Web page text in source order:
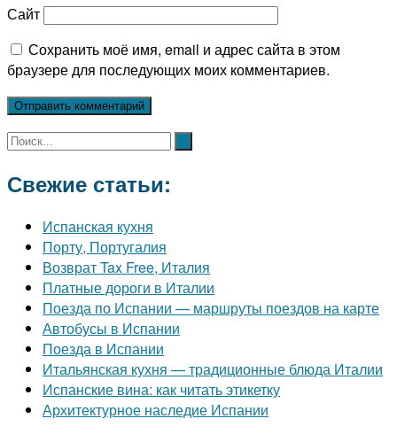
Сайт
Сохранить моё имя, email и адрес сайта в этом
браузере для последующих моих комментариев.
Свежие статьи:
Испанская кухня
Порту, Португалия
Возврат Tax Free, Италия
Платные дороги в Италии
Поезда по Испании — маршруты поездов на карте
Автобусы в Испании
Поезда в Испании
Итальянская кухня — традиционные блюда Италии
Испанские вина: как читать этикетку
Архитектурное наследие Испании